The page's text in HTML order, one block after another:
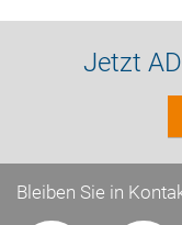
Jetzt
Bleiben Sie in